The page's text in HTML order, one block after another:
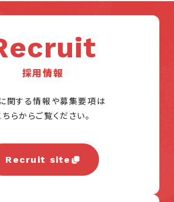
採用情報
関する情報や募集要項は
ちらからご覧ください。
Recruit site